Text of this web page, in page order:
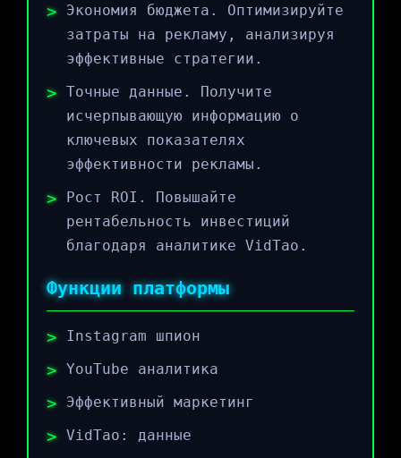
Экономия бюджета. Оптимизируйте
затраты на рекламу, анализируя
эффективные стратегии.
Точные данные. Получите
исчерпывающую информацию о
ключевых показателях
эффективности рекламы.
Рост ROI. Повышайте
рентабельность инвестиций
благодаря аналитике VidTao.
Функции платформы
Instagram шпион
YouTube аналитика
Эффективный маркетинг
VidTao: данные